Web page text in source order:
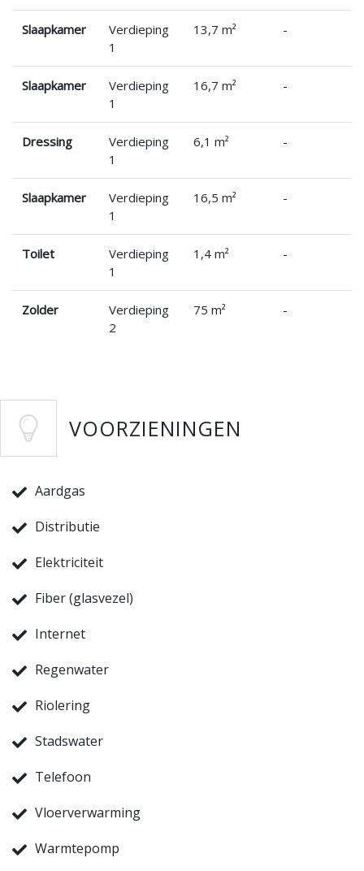
Slaapkamer
Verdieping
1
13,7 m² -
Slaapkamer
Verdieping
1
16,7 m² -
Dressing
Verdieping
1
6,1 m² -
Slaapkamer
Verdieping
1
16,5 m² -
Toilet
Verdieping
1
1,4 m² -
Zolder
Verdieping
2
75 m² -
VOORZIENINGEN
Aardgas
Distributie
Elektriciteit
Fiber (glasvezel)
Internet
Regenwater
Riolering
Stadswater
Telefoon
Vloerverwarming
Warmtepomp